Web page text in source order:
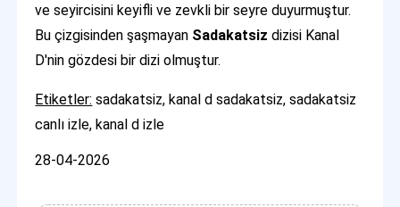
ve seyircisini keyifli ve zevkli bir seyre duyurmuştur.
Bu çizgisinden şaşmayan Sadakatsiz dizisi Kanal
D'nin gözdesi bir dizi olmuştur.
Etiketler: sadakatsiz, kanal d sadakatsiz, sadakatsiz
canlı izle, kanal d izle
28-04-2026